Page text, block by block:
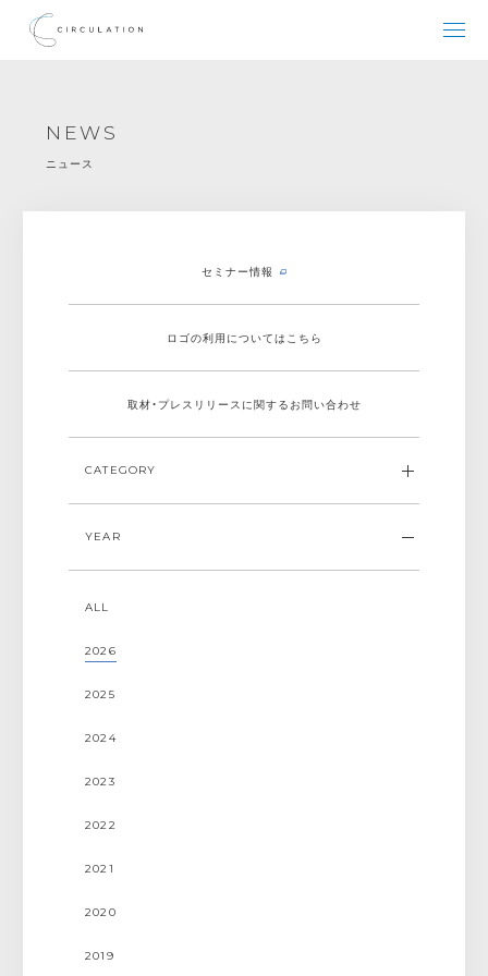
NEWS
ニュース
セミナー情報
ロゴの利用についてはこちら
取材・プレスリリースに関するお問い合わせ
CATEGORY
ALL
YEAR
ALL
2026
2025
2024
2023
2022
2021
2020
2019